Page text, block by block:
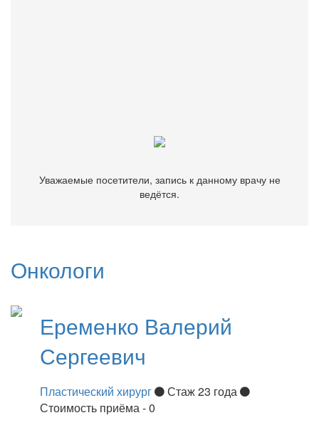
Уважаемые посетители, запись к данному врачу не
ведётся.
Онкологи
Еременко Валерий
Сергеевич
Пластический хирург
Стаж 23 года
Стоимость приёма - 0